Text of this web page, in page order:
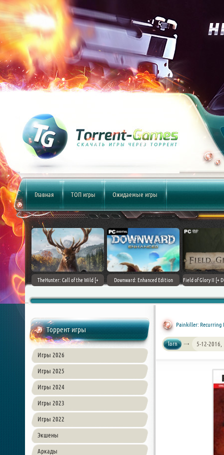
Главная ТОП игры Ожидаемые игры
(2017)
TheHunter: Call of the Wild [+
Downward: Enhanced Edition
Field of Glory II [+
Торрент игры
Игры 2026
Игры 2025
Игры 2024
Игры 2023
Игры 2022
Экшены
Аркады
Painkiller: Recurring
lorn 5-12-2016,